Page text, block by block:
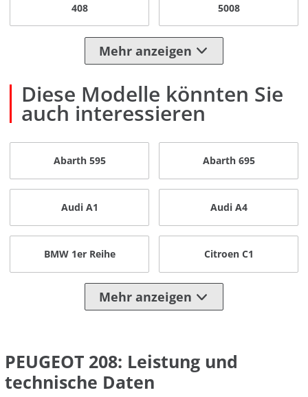
408 5008
Mehr anzeigen
Diese Modelle könnten Sie
auch interessieren
Abarth 595 Abarth 695
Audi A1 Audi A4
BMW 1er Reihe Citroen C1
Mehr anzeigen
PEUGEOT 208: Leistung und
technische Daten